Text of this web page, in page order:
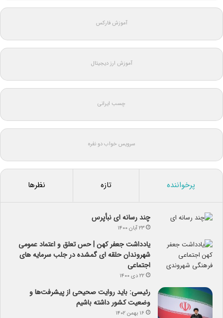
آموزش فارکس
آموزش ارز دیجیتال
چسب ایرانی
سرویس خواب دو نفره
پرخواننده تازه نظرها
چند رسانه ای نبأپرس
۲۳ آبان ۱۴۰۰
یادداشت جعفر کهن | حس تعلق و اعتماد عمومی
شهروندان حلقه ای گمشده در جلب سرمایه های
اجتماعی
۲۲ دی ۱۴۰۰
رئیسی: باید روایت صحیحی از پیشرفت‌ها و
وضعیت کشور داشته باشیم
۱۶ بهمن ۱۴۰۲